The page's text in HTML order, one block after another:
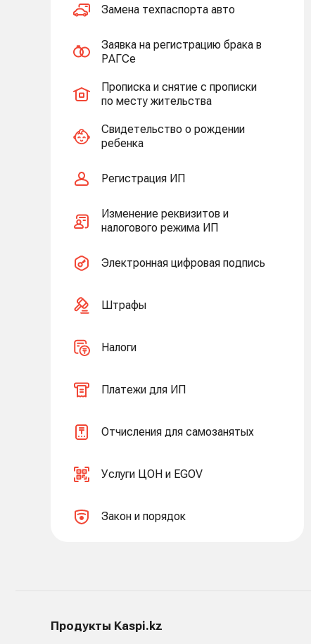
Замена техпаспорта авто
Заявка на регистрацию брака в
РАГСе
Прописка и снятие с прописки
по месту жительства
Свидетельство о рождении
ребенка
Регистрация ИП
Изменение реквизитов и
налогового режима ИП
Электронная цифровая подпись
Штрафы
Налоги
Платежи для ИП
Отчисления для самозанятых
Услуги ЦОН и EGOV
Закон и порядок
Продукты Kaspi.kz